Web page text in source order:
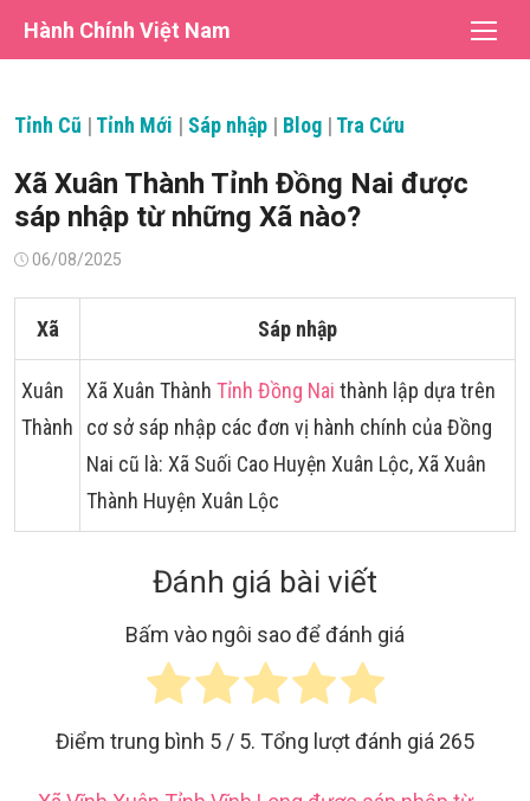
Hành Chính Việt Nam
Tỉnh Cũ | Tỉnh Mới | Sáp nhập | Blog | Tra Cứu
Xã Xuân Thành Tỉnh Đồng Nai được
sáp nhập từ những Xã nào?
Đăng06/08/2025
Xã Sáp nhập
Xuân
Thành
Xã Xuân Thành Tỉnh Đồng Nai thành lập dựa trên
cơ sở sáp nhập các đơn vị hành chính của Đồng
Nai cũ là: Xã Suối Cao Huyện Xuân Lộc, Xã Xuân
Thành Huyện Xuân Lộc
Đánh giá bài viết
Bấm vào ngôi sao để đánh giá
Điểm trung bình 5 / 5. Tổng lượt đánh giá 265